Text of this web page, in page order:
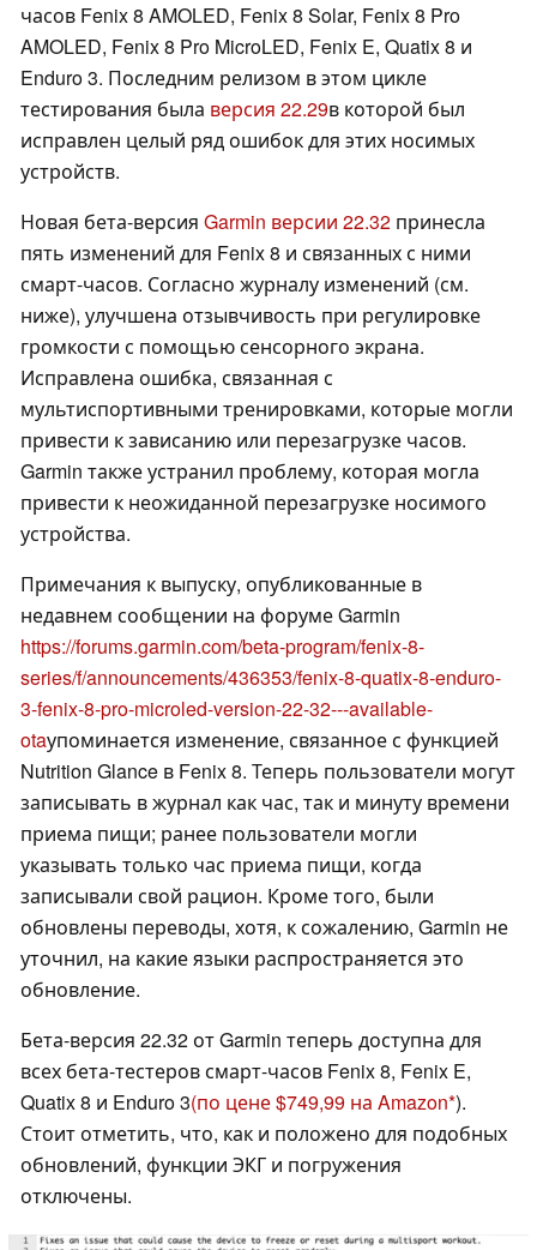
часов Fenix 8 AMOLED, Fenix 8 Solar, Fenix 8 Pro
AMOLED, Fenix 8 Pro MicroLED, Fenix E, Quatix 8 и
Enduro 3. Последним релизом в этом цикле
тестирования была версия 22.29в которой был
исправлен целый ряд ошибок для этих носимых
устройств.
Новая бета-версия Garmin версии 22.32 принесла
пять изменений для Fenix 8 и связанных с ними
смарт-часов. Согласно журналу изменений (см.
ниже), улучшена отзывчивость при регулировке
громкости с помощью сенсорного экрана.
Исправлена ошибка, связанная с
мультиспортивными тренировками, которые могли
привести к зависанию или перезагрузке часов.
Garmin также устранил проблему, которая могла
привести к неожиданной перезагрузке носимого
устройства.
Примечания к выпуску, опубликованные в
недавнем сообщении на форуме Garmin
https://forums.garmin.com/beta-program/fenix-8-
series/f/announcements/436353/fenix-8-quatix-8-enduro-
3-fenix-8-pro-microled-version-22-32---available-
otaупоминается изменение, связанное с функцией
Nutrition Glance в Fenix 8. Теперь пользователи могут
записывать в журнал как час, так и минуту времени
приема пищи; ранее пользователи могли
указывать только час приема пищи, когда
записывали свой рацион. Кроме того, были
обновлены переводы, хотя, к сожалению, Garmin не
уточнил, на какие языки распространяется это
обновление.
Бета-версия 22.32 от Garmin теперь доступна для
всех бета-тестеров смарт-часов Fenix 8, Fenix E,
Quatix 8 и Enduro 3(по цене $749,99 на Amazon ).
Стоит отметить, что, как и положено для подобных
обновлений, функции ЭКГ и погружения
отключены.